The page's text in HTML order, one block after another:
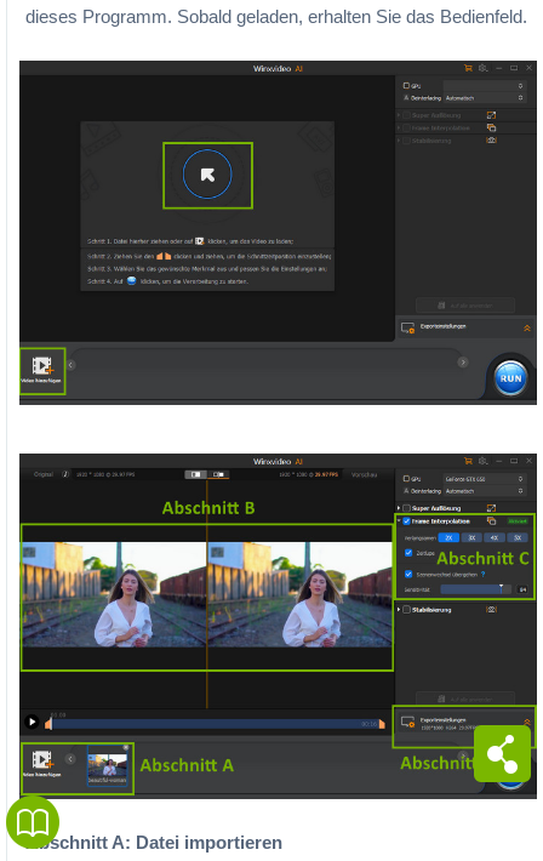
dieses Programm. Sobald geladen, erhalten Sie das Bedienfeld.
Abschnitt A: Datei importieren